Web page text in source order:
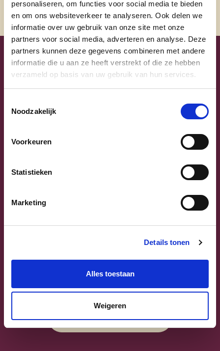
personaliseren, om functies voor social media te bieden
en om ons websiteverkeer te analyseren. Ook delen we
informatie over uw gebruik van onze site met onze
partners voor social media, adverteren en analyse. Deze
partners kunnen deze gegevens combineren met andere
informatie die u aan ze heeft verstrekt of die ze hebben
verzameld op basis van uw gebruik van hun services.
Noodzakelijk
Voorkeuren
Statistieken
Marketing
Details tonen
Alles toestaan
Weigeren
Uw lijsttrekkers
Vlaams-Brabant | Federaal Parlement
alle kandidaten